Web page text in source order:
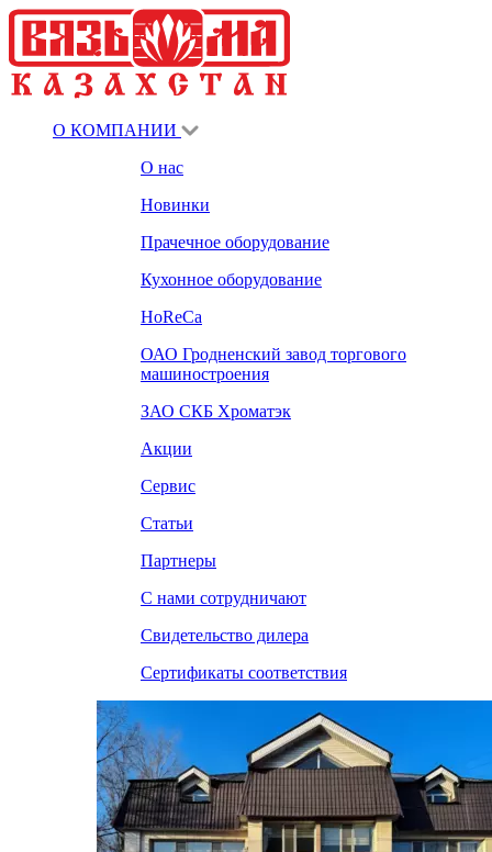
О КОМПАНИИ
О нас
Новинки
Прачечное оборудование
Кухонное оборудование
HoReCa
ОАО Гродненский завод торгового
машиностроения
ЗАО СКБ Хроматэк
Акции
Сервис
Статьи
Партнеры
С нами сотрудничают
Свидетельство дилера
Сертификаты соответствия